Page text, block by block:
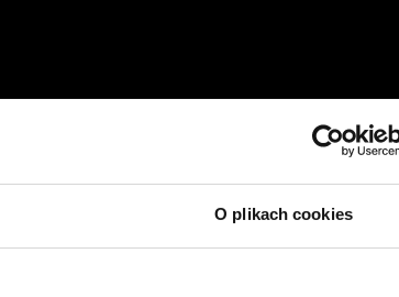
O plikach cookies